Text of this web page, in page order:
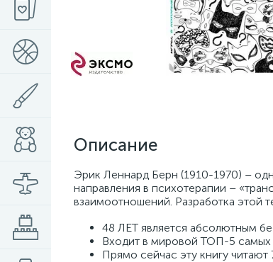
Описание
Эрик Леннард Берн (1910-1970) –
направления в психотерапии –
взаимоотношений. Разработка этой
48 ЛЕТ является абсолютным
Входит в мировой ТОП-5 самых
Прямо сейчас эту книгу